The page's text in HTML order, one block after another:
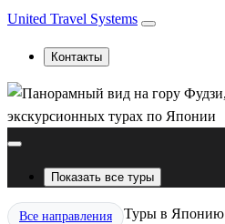
United Travel Systems
Контакты
Показать все туры
Все направления Туры в Японию